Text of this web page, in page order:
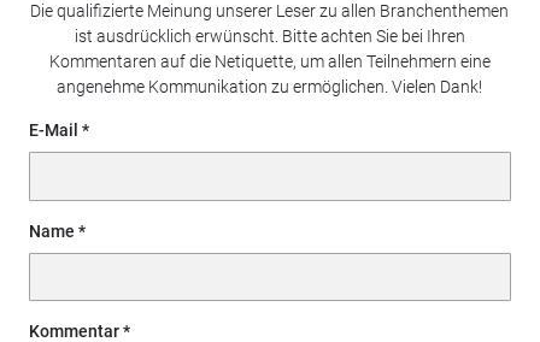
Die qualifizierte Meinung unserer Leser zu allen Branchenthemen
ist ausdrücklich erwünscht. Bitte achten Sie bei Ihren
Kommentaren auf die Netiquette, um allen Teilnehmern eine
angenehme Kommunikation zu ermöglichen. Vielen Dank!
E-Mail
Name
Kommentar